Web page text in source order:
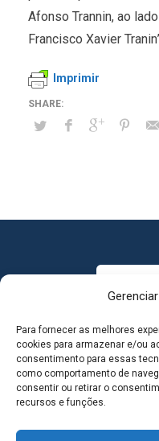
Para fornecer as melhores
cookies para armazenar e/ou
consentimento para essas
como comportamento de
consentir ou retirar o
recursos e funções.
Afonso Trannin, ao
Francisco Xavier
Imprimir
MAPA DO SITE